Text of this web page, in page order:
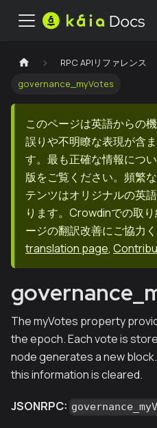
RPC APIリファレンス
governance_myVotes
このページは英語からの
誤りや不明瞭な表現が含
す。最も正確な情報につ
版をご覧ください。頻繁
テンツはオリジナルの英
ります。Crowdinでの取
ージの翻訳改善にご協力く
translation page,
The myVotes property
the epoch. Each vote is
node generates a new
this information is cleared.
JSONRPC: